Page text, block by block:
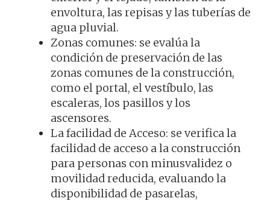
envoltura, las repisas y las tuberías de
agua pluvial.
Zonas comunes: se evalúa la
condición de preservación de las
zonas comunes de la construcción,
como el portal, el vestíbulo, las
escaleras, los pasillos y los
ascensores.
La facilidad de Acceso: se verifica la
facilidad de acceso a la construcción
para personas con minusvalidez o
movilidad reducida, evaluando la
disponibilidad de pasarelas,